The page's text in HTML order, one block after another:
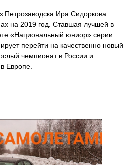
Петрозаводска Ира Сидоркова
на 2019 год. Ставшая лучшей в
«Национальный юниор» серии
перейти на качественно новый
чемпионат в России и
Европе.